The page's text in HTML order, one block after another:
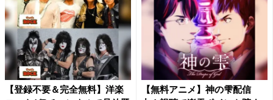
【登録不要＆完全無料】洋楽
【無料アニメ】神の雫配信